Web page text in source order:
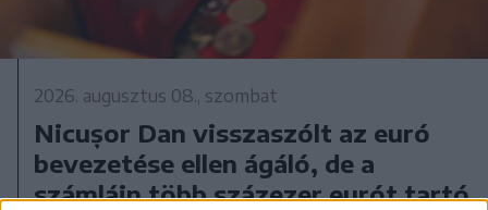
2026. augusztus 08., szombat
Nicușor Dan visszaszólt az euró
bevezetése ellen ágáló, de a
számláin több százezer eurót tartó